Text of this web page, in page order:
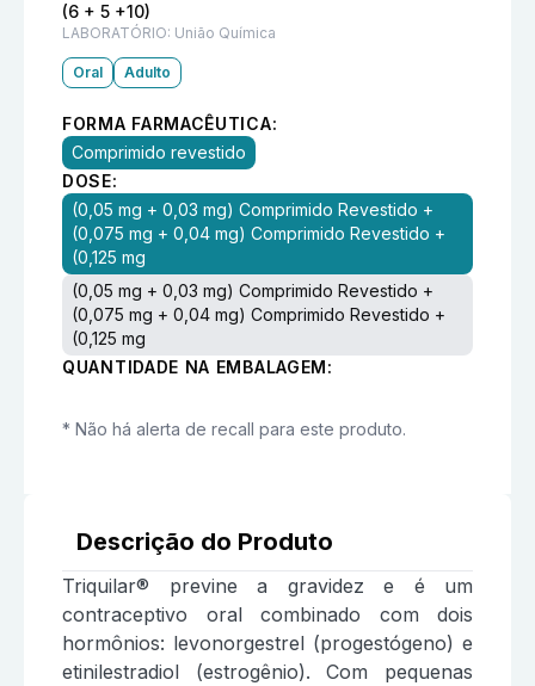
(6 + 5 +10)
LABORATÓRIO: União Química
Oral Adulto
FORMA FARMACÊUTICA:
Comprimido revestido
DOSE:
(0,05 mg + 0,03 mg) Comprimido Revestido +
(0,075 mg + 0,04 mg) Comprimido Revestido +
(0,125 mg
(0,05 mg + 0,03 mg) Comprimido Revestido +
(0,075 mg + 0,04 mg) Comprimido Revestido +
(0,125 mg
QUANTIDADE NA EMBALAGEM:
* Não há alerta de recall para este produto.
Descrição do Produto
Triquilar® previne a gravidez e é um
contraceptivo oral combinado com dois
hormônios: levonorgestrel (progestógeno) e
etinilestradiol (estrogênio). Com pequenas